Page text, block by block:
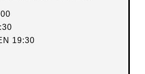
19:30